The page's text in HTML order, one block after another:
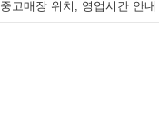
중고매장 위치, 영업시간 안내